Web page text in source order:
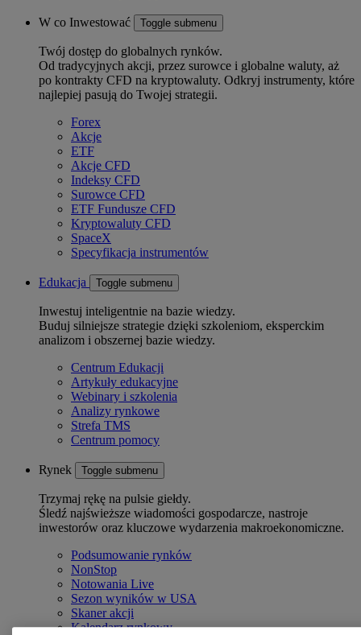
W co Inwestować Toggle submenu
Twój dostęp do globalnych rynków.
Od tradycyjnych akcji, przez surowce i globalne waluty, aż
po kontrakty CFD na kryptowaluty. Odkryj instrumenty, które
najlepiej pasują do Twojej strategii.
Forex
Akcje
ETF
Akcje CFD
Indeksy CFD
Surowce CFD
ETF Fundusze CFD
Kryptowaluty CFD
SpaceX
Specyfikacja instrumentów
Edukacja Toggle submenu
Inwestuj inteligentnie na bazie wiedzy.
Buduj silniejsze strategie dzięki szkoleniom, eksperckim
analizom i obszernej bazie wiedzy.
Centrum Edukacji
Artykuły edukacyjne
Webinary i szkolenia
Analizy rynkowe
Strefa TMS
Centrum pomocy
Rynek Toggle submenu
Trzymaj rękę na pulsie giełdy.
Śledź najświeższe wiadomości gospodarcze, nastroje
inwestorów oraz kluczowe wydarzenia makroekonomiczne.
Podsumowanie rynków
NonStop
Notowania Live
Sezon wyników w USA
Skaner akcji
Kalendarz rynkowy